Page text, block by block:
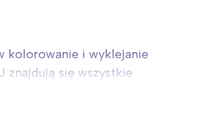
kolorowanie i wyklejanie
znajdują się wszystkie